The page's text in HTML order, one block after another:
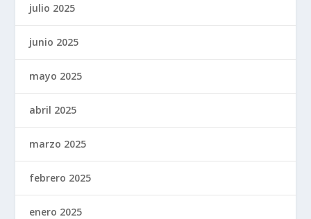
julio 2025
junio 2025
mayo 2025
abril 2025
marzo 2025
febrero 2025
enero 2025